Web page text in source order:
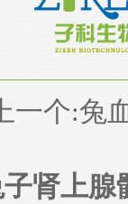
一个:兔
肾上腺